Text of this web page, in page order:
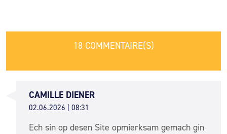
18 COMMENTAIRE(S)
CAMILLE DIENER
02.06.2026 | 08:31
Ech sin op desen Site opmierksam gemach gin